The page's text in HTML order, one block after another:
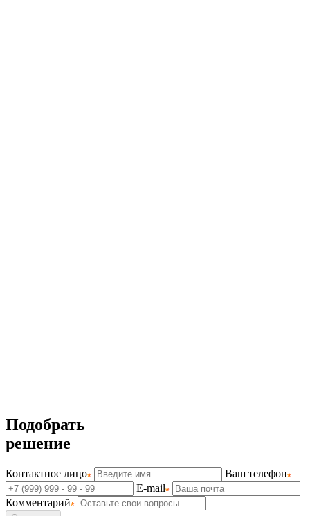
Подобрать
решение
Контактное лицо
Ваш телефон
E-mail
Комментарий